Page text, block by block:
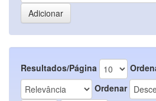
Resultados/Página
Ordenar